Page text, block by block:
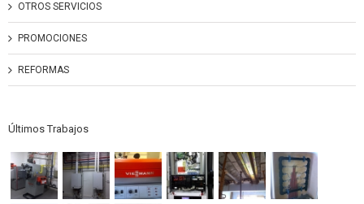
OTROS SERVICIOS
PROMOCIONES
REFORMAS
Últimos Trabajos